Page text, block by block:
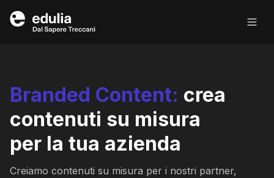
Edulia
Branded Content: crea
contenuti su misura
per la tua azienda
Creiamo contenuti su misura per i nostri partner,